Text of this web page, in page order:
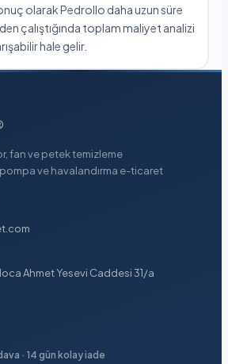
olarak Pedrollo daha uzun süre
çalıştığında toplam maliyet analizi
hale gelir.
fan ve petek temizleme
ve havalandırma e-ticaret
Ahmet Yesevi Caddesi 31/a
· 14 gün kolay iade